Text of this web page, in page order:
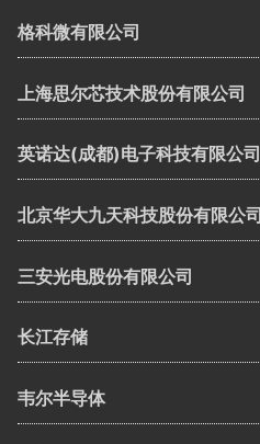
格科微有限公司
上海思尔芯技术股份有限公司
英诺达(成都)电子科技有限公司
北京华大九天科技股份有限公司
三安光电股份有限公司
长江存储
韦尔半导体